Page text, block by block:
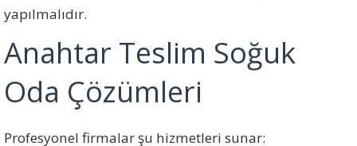
yapılmalıdır.
Anahtar Teslim Soğuk
Oda Çözümleri
Profesyonel firmalar şu hizmetleri sunar: